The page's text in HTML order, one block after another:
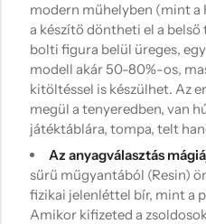
modern műhelyben (mint a
a készítő döntheti el a
bolti figura belül üreges,
modell akár 50-80%-os,
kitöltéssel is készülhet. Az
megül a tenyeredben, van
játéktáblára, tompa, telt
Az anyagválasztás
sűrű műgyantából (Resin)
fizikai jelenléttel bír, mint a
Amikor kifizeted a